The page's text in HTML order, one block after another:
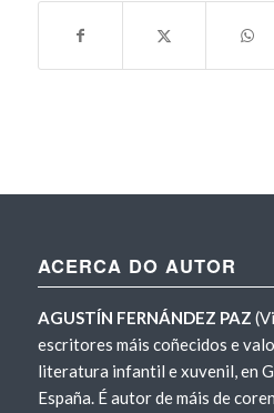
ACERCA DO AUTOR
AGUSTÍN FERNÁNDEZ PAZ
escritores máis coñecidos e
literatura infantil e xuvenil, en
España. É autor de máis de